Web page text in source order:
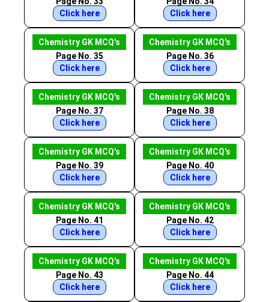
Click here
Click here
Chemistry GK MCQ's
Page No. 35
Click here
Chemistry GK MCQ's
Page No. 36
Click here
Chemistry GK MCQ's
Page No. 37
Click here
Chemistry GK MCQ's
Page No. 38
Click here
Chemistry GK MCQ's
Page No. 39
Click here
Chemistry GK MCQ's
Page No. 40
Click here
Chemistry GK MCQ's
Page No. 41
Click here
Chemistry GK MCQ's
Page No. 42
Click here
Chemistry GK MCQ's
Page No. 43
Click here
Chemistry GK MCQ's
Page No. 44
Click here